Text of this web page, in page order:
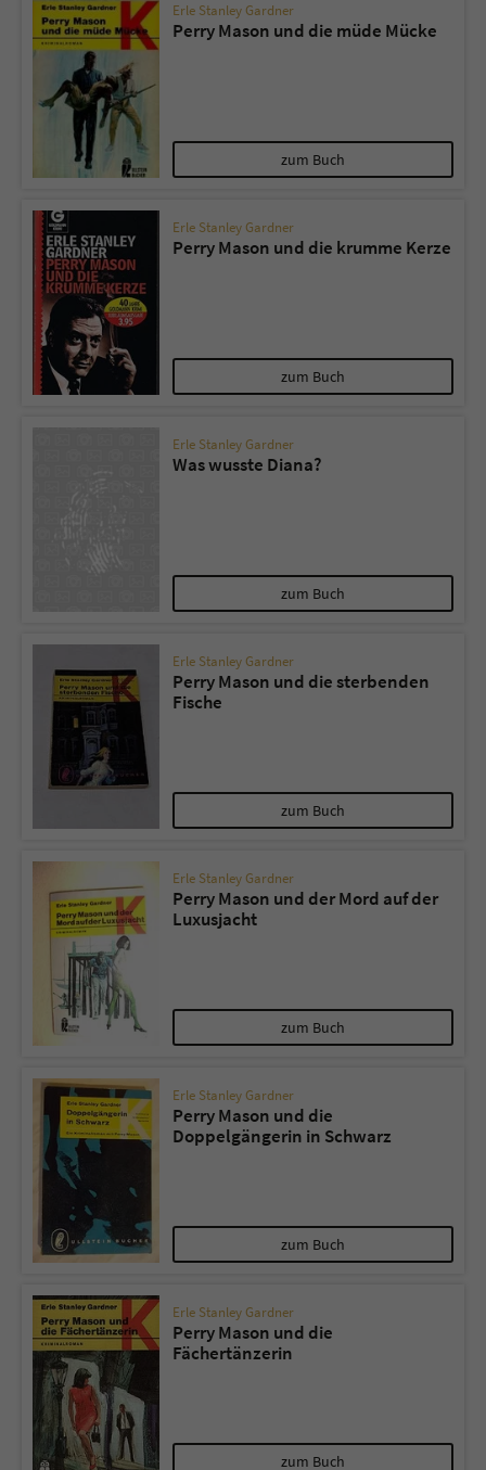
Erle Stanley Gardner
Perry Mason und die müde Mücke
zum Buch
Erle Stanley Gardner
Perry Mason und die krumme Kerze
zum Buch
Erle Stanley Gardner
Was wusste Diana?
zum Buch
Erle Stanley Gardner
Perry Mason und die sterbenden
Fische
zum Buch
Erle Stanley Gardner
Perry Mason und der Mord auf der
Luxusjacht
zum Buch
Erle Stanley Gardner
Perry Mason und die
Doppelgängerin in Schwarz
zum Buch
Erle Stanley Gardner
Perry Mason und die
Fächertänzerin
zum Buch